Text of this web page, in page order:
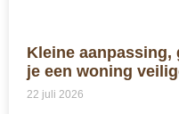
Kleine
je een woning
22 juli 2026